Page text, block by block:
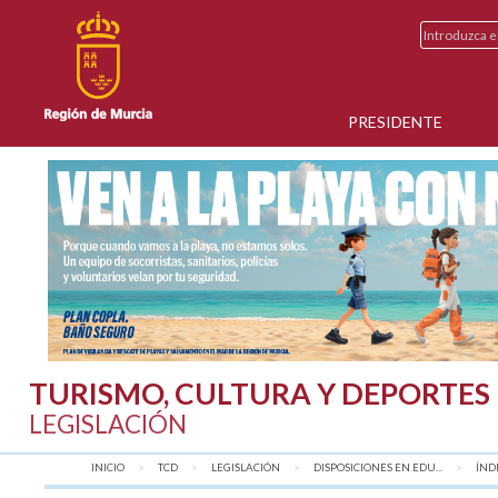
PRESIDENTE
TURISMO, CULTURA Y DEPORTES
LEGISLACIÓN
INICIO TCD LEGISLACIÓN DISPOSICIONES EN EDU...